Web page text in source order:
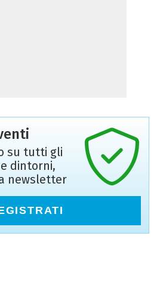
su tutti gli
dintorni,
newsletter